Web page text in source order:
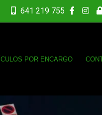
641 219 755
POR ENCARGO